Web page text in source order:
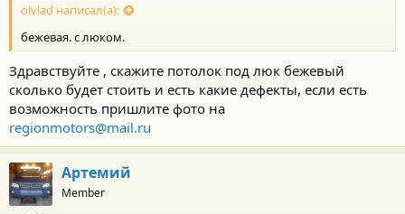
olvlad написал(а):
бежевая. с люком.
Здравствуйте , скажите потолок под люк бежевый
сколько будет стоить и есть какие дефекты, если есть
возможность пришлите фото на
regionmotors@mail.ru
Артемий
Member